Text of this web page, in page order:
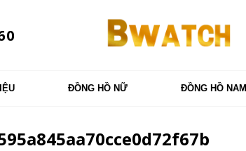
ĐỒNG HỒ NỮ ĐỒNG HỒ NAM